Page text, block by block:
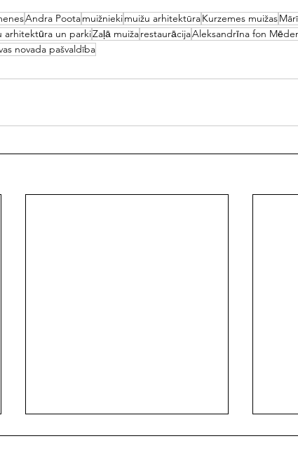
Andra Pootamuižniekimuižu arhitektūraKurzemes muižas
arhitektūra un parkiZaļā muižarestaurācijaAleksandrīna fon
novada pašvaldība